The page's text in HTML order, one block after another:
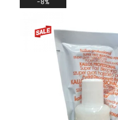
-8%